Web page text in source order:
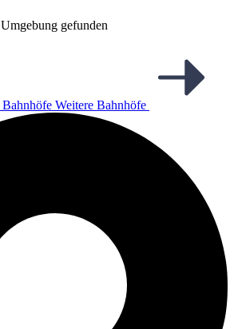
gefunden
Weitere Bahnhöfe